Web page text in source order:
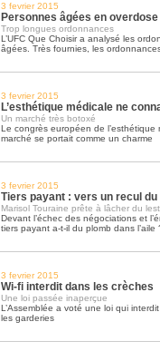
3 fevrier 2015
Personnes âgées en overdose
Trop longues ordonnances
L’UFC Que Choisir a analysé les
âgées. Très fournies, les
3 fevrier 2015
L’esthétique médicale ne
Un marché très botoxé
Le congrès européen de l’esthétique
marché se portait comme un charme
3 fevrier 2015
Tiers payant : vers un recul
Marisol Touraine prête à lâcher du lest
Devant l’échec des négociations et
tiers payant a-t-il du plomb dans l’aile
3 fevrier 2015
Wi-fi interdit dans les crèches
Une loi passée inaperçue
L’Assemblée a voté une loi qui
les garderies